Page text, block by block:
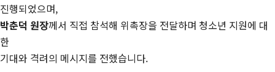
진행되었으며,
박춘덕 원장께서 직접 참석해 위촉장을 전달하며 청소년 지원에 대
한
기대와 격려의 메시지를 전했습니다.